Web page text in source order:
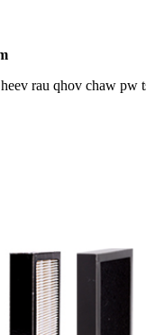
rau qhov chaw pw